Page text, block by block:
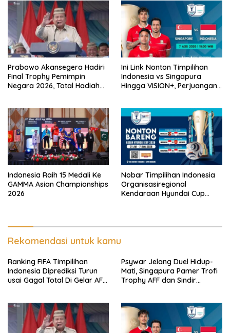
Prabowo Akansegera Hadiri
Final Trophy Pemimpin
Negara 2026, Total Hadiah
Ini Link Nonton Timpilihan
Indonesia vs Singapura
Hingga VISION+, Perjuangan
Indonesia Raih 15 Medali Ke
GAMMA Asian Championships
2026
Nobar Timpilihan Indonesia
Organisasiregional
Kendaraan Hyundai Cup
Rekomendasi untuk kamu
Ranking FIFA Timpilihan
Indonesia Diprediksi Turun
usai Gagal Total Di Gelar AFF
Psywar Jelang Duel Hidup-
Mati, Singapura Pamer Trofi
Trophy AFF dan Sindir